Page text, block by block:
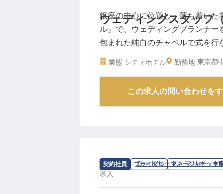
ウェディングスタッフ
銀座の中心に位置し、落ち着い
ル」で、ウェディングプランナ
包まれた純白のチャペルで式を
案しませんか。昇給・賞与あり
業態 シティホテル 勤務地 東京都
この求人の問い合わせを
契約社員 ブライダル マネージャー・支
求人情報：
コートヤード・マリオット
求人